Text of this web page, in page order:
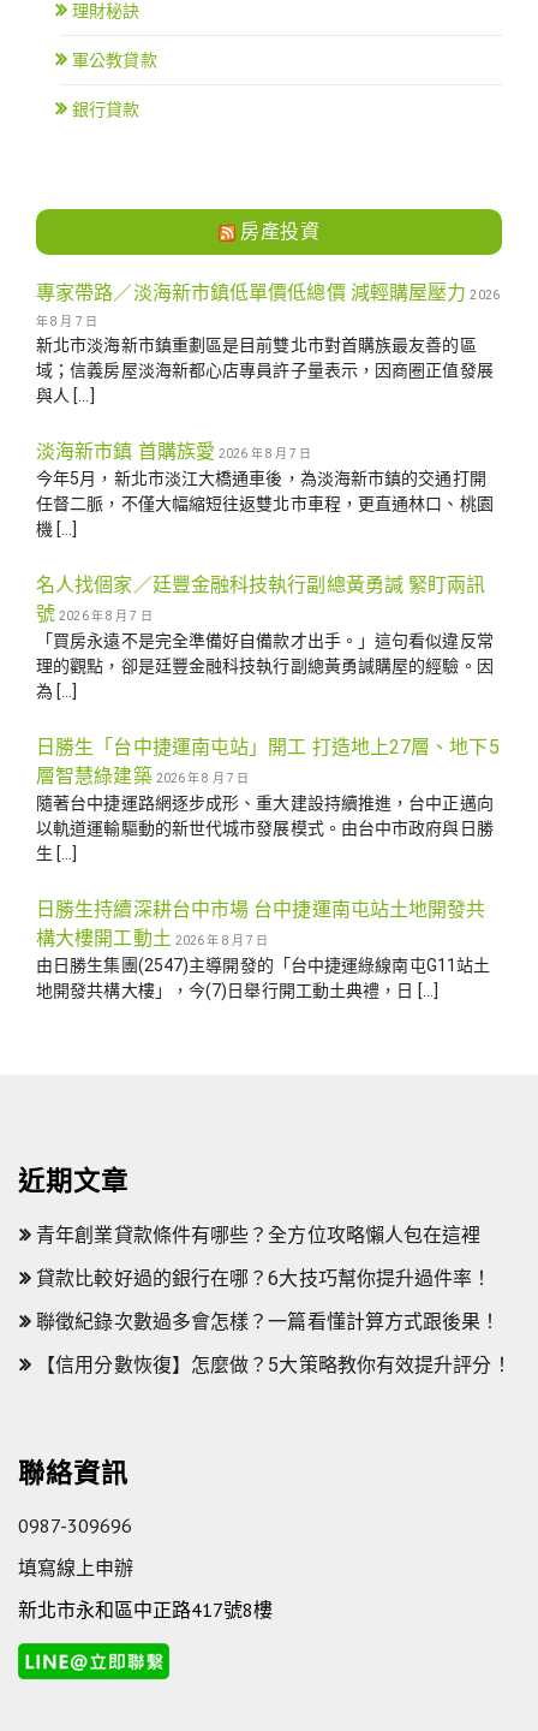
理財秘訣
軍公教貸款
銀行貸款
房產投資
專家帶路／淡海新市鎮低單價低總價 減輕購屋壓力 2026
年 8 月 7 日
新北市淡海新市鎮重劃區是目前雙北市對首購族最友善的區
域；信義房屋淡海新都心店專員許子量表示，因商圈正值發展
與人 […]
淡海新市鎮 首購族愛 2026 年 8 月 7 日
今年5月，新北市淡江大橋通車後，為淡海新市鎮的交通打開
任督二脈，不僅大幅縮短往返雙北市車程，更直通林口、桃園
機 […]
名人找個家／廷豐金融科技執行副總黃勇諴 緊盯兩訊
號 2026 年 8 月 7 日
「買房永遠不是完全準備好自備款才出手。」這句看似違反常
理的觀點，卻是廷豐金融科技執行副總黃勇諴購屋的經驗。因
為 […]
日勝生「台中捷運南屯站」開工 打造地上27層、地下5
層智慧綠建築 2026 年 8 月 7 日
隨著台中捷運路網逐步成形、重大建設持續推進，台中正邁向
以軌道運輸驅動的新世代城市發展模式。由台中市政府與日勝
生 […]
日勝生持續深耕台中市場 台中捷運南屯站土地開發共
構大樓開工動土 2026 年 8 月 7 日
由日勝生集團(2547)主導開發的「台中捷運綠線南屯G11站土
地開發共構大樓」，今(7)日舉行開工動土典禮，日 […]
近期文章
青年創業貸款條件有哪些？全方位攻略懶人包在這裡
貸款比較好過的銀行在哪？6大技巧幫你提升過件率！
聯徵紀錄次數過多會怎樣？一篇看懂計算方式跟後果！
【信用分數恢復】怎麼做？5大策略教你有效提升評分！
聯絡資訊
0987-309696
填寫線上申辦
新北市永和區中正路417號8樓